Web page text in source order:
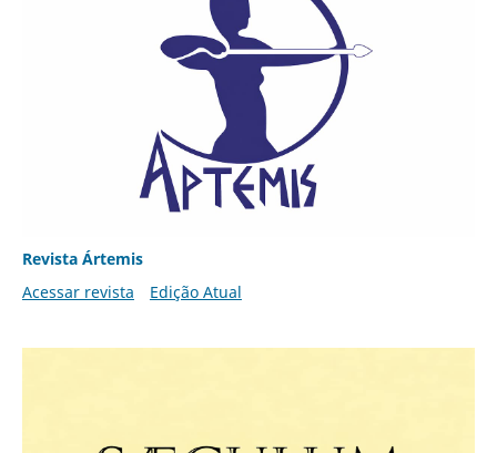
Revista Ártemis
Acessar revista
Edição Atual